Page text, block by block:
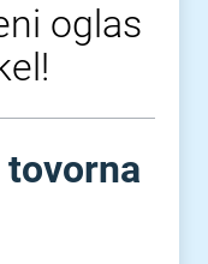
oglas